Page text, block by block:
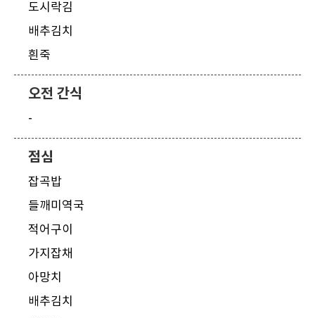
도시락김
배추김치
흰죽
오전 간식
-
점심
잡곡밥
들깨미역국
적어구이
가지잡채
아망치
배추김치